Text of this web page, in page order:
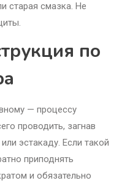
старая смазка. Не
по
— процессу
проводить, загнав
эстакаду. Если такой
приподнять
и обязательно